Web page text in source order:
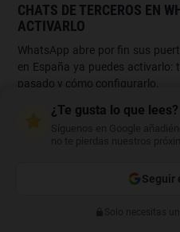
CHATS DE TERCEROS EN
ACTIVARLO
WhatsApp abre por fin sus
en España ya puedes activarlo:
pasado y cómo configurarlo.
¿Te gusta lo que lees?
Seguir